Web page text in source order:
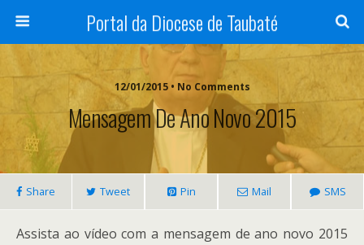
Portal da Diocese de Taubaté
12/01/2015 • No Comments
Mensagem De Ano Novo 2015
Share Tweet Pin Mail SMS
Assista ao vídeo com a mensagem de ano novo 2015